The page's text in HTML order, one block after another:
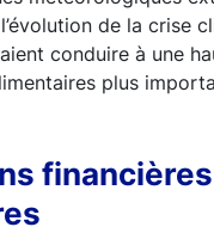
de la crise
conduire à une
plus